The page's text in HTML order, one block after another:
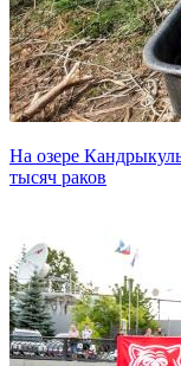
На озере
тысяч раков